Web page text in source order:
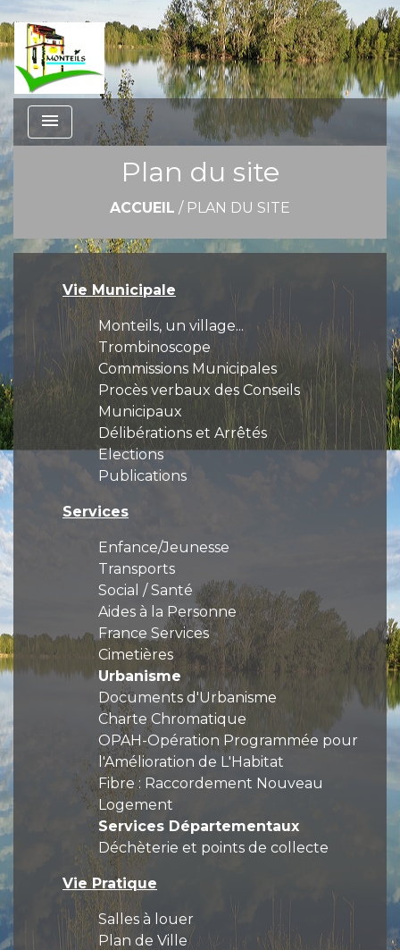
menu
Plan du site
ACCUEIL / PLAN DU SITE
Vie Municipale
Monteils, un village...
Trombinoscope
Commissions Municipales
Procès verbaux des Conseils
Municipaux
Délibérations et Arrêtés
Elections
Publications
Services
Enfance/Jeunesse
Transports
Social / Santé
Aides à la Personne
France Services
Cimetières
Urbanisme
Documents d'Urbanisme
Charte Chromatique
OPAH-Opération Programmée pour
l'Amélioration de L'Habitat
Fibre : Raccordement Nouveau
Logement
Services Départementaux
Déchèterie et points de collecte
Vie Pratique
Salles à louer
Plan de Ville